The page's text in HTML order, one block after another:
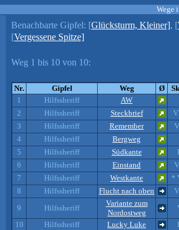
Wege
Benachbarte Gipfel: [Glücksturm, Kleiner], [
[Vergessene Spitze]
Weg 1 bis 10 von 10:
Nr. Gipfel Weg Ø
1
Hilfssheriff
AW
2
Hilfssheriff Steckbrief
3
Hilfssheriff Remember
4
Hilfssheriff
Bergweg
5
Hilfssheriff Südkante
6
Hilfssheriff Einstand
7
Hilfssheriff Westkante
*
8
Hilfssheriff Flucht nach oben
9
Hilfssheriff
Variante zum
Nordostweg
10
Hilfssheriff Lucky Luke